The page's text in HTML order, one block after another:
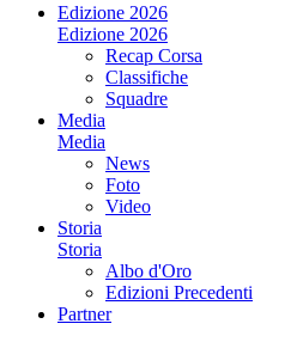
Edizione 2026
Edizione 2026
Recap Corsa
Classifiche
Squadre
Media
Media
News
Foto
Video
Storia
Storia
Albo d'Oro
Edizioni Precedenti
Partner